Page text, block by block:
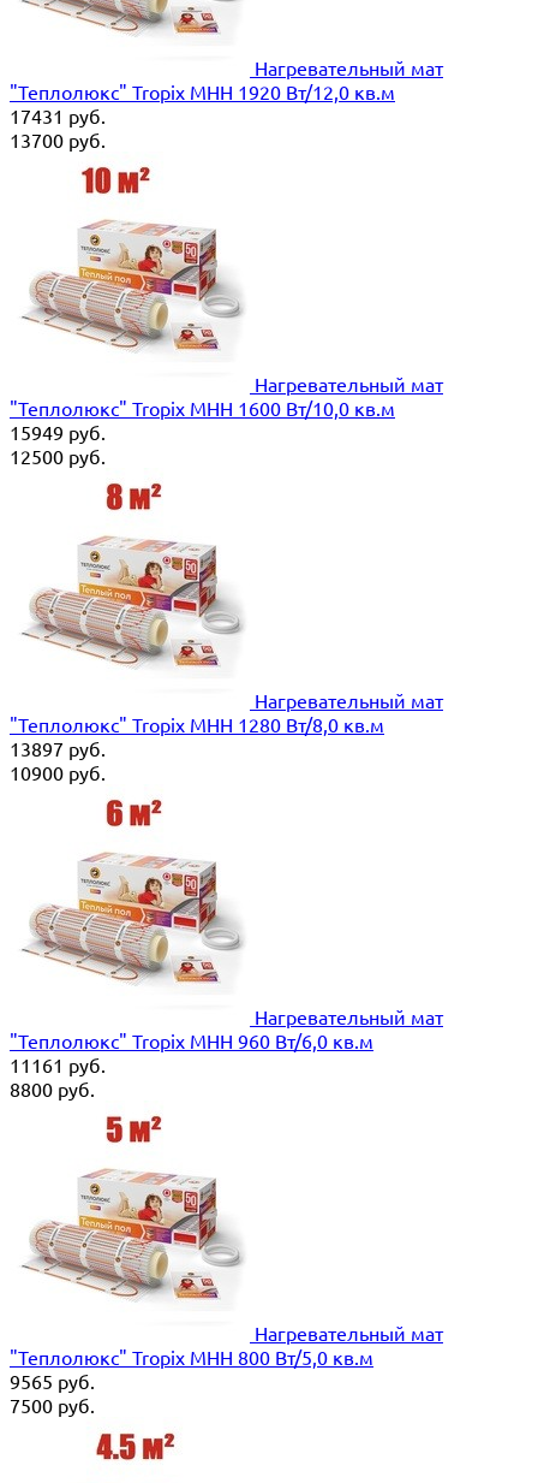
Нагревательный мат
"Теплолюкс" Tropix МНН 1920 Вт/12,0 кв.м
17431 руб.
13700 руб.
Нагревательный мат
"Теплолюкс" Tropix МНН 1600 Вт/10,0 кв.м
15949 руб.
12500 руб.
Нагревательный мат
"Теплолюкс" Tropix МНН 1280 Вт/8,0 кв.м
13897 руб.
10900 руб.
Нагревательный мат
"Теплолюкс" Tropix МНН 960 Вт/6,0 кв.м
11161 руб.
8800 руб.
Нагревательный мат
"Теплолюкс" Tropix МНН 800 Вт/5,0 кв.м
9565 руб.
7500 руб.